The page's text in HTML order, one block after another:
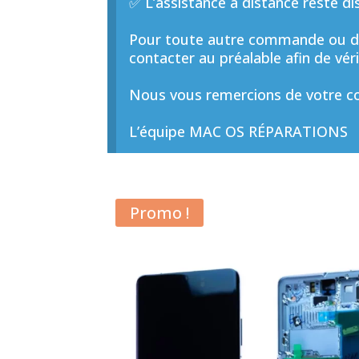
Pour toute autre commande ou
contacter au préalable afin de
Nous vous remercions de votre
L’équipe MAC OS RÉPARATIONS
Promo !